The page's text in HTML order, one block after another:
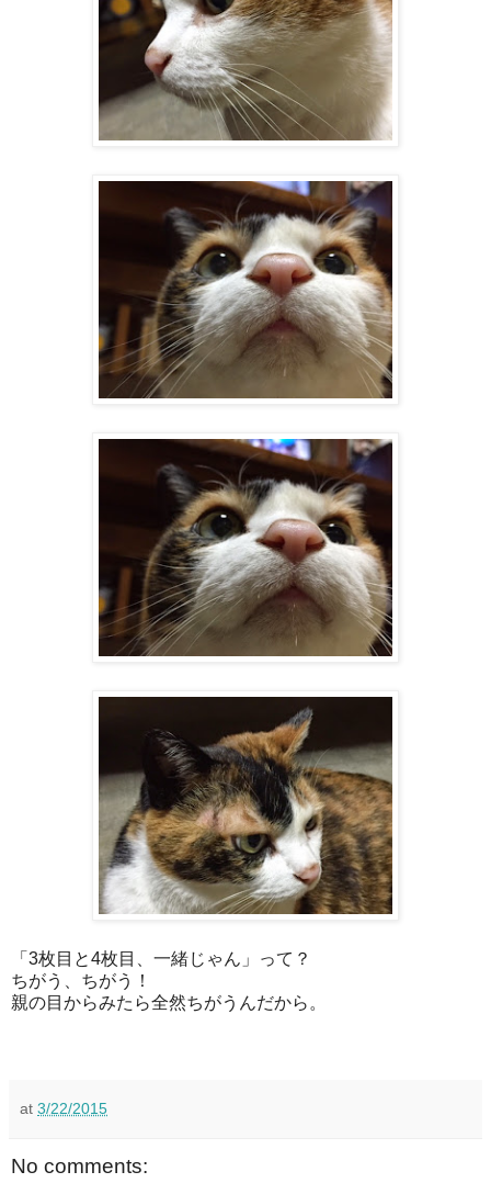
「3枚目と4枚目、一緒じゃん」って？
ちがう、ちがう！
親の目からみたら全然ちがうんだから。
at 3/22/2015
No comments: